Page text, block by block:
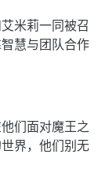
米莉一同被召
慧与团队合作
们面对魔王之
界，他们别无